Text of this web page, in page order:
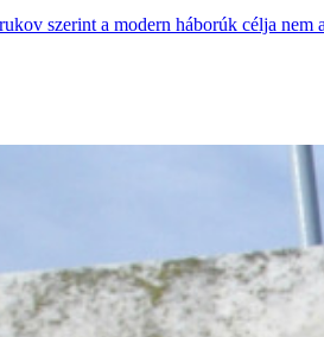
szerint a modern háborúk célja nem